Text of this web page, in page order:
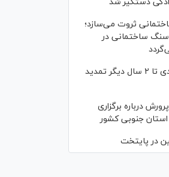
ثروت می‌سازد؛
سنگ ساختمانی در
معافیت‌های ۳ و ۴ فرزندی تا ۲ سال دیگر تمدید
درباره برگزاری
در پایتخت